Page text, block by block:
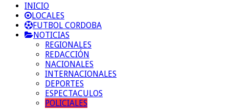
INICIO
LOCALES
FUTBOL CORDOBA
NOTICIAS
REGIONALES
REDACCIÓN
NACIONALES
INTERNACIONALES
DEPORTES
ESPECTACULOS
POLICIALES